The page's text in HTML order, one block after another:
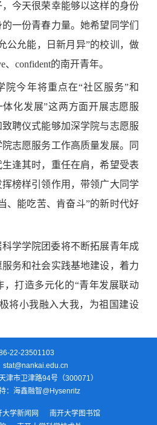
今天很荣幸能够以这样的身份
一份青春力量。她希望同学们
公允能，日新月异”的校训，做
、confident的南开青年。
院今年将重点在“社区服务”和
化发展”这两方面开展志愿服
聘仪式能够加深学院与志愿服
志愿服务工作高质量发展。
同
生逢其时，重任在肩，希望受表
榜样引领作用，带领广大同学
、能吃苦、肯奋斗”的新时代好
学学院团委将不断拓展青年成
务和社会实践基地建设，着力
，打造多元化的“青年发展联动
将小我融入大我，为祖国建设
22-23501103
stat@nankai.edu.cn
津市卫津路94号（300071）
： 海鑫融智@Hysenritz
大学新闻网
南开大学图书馆